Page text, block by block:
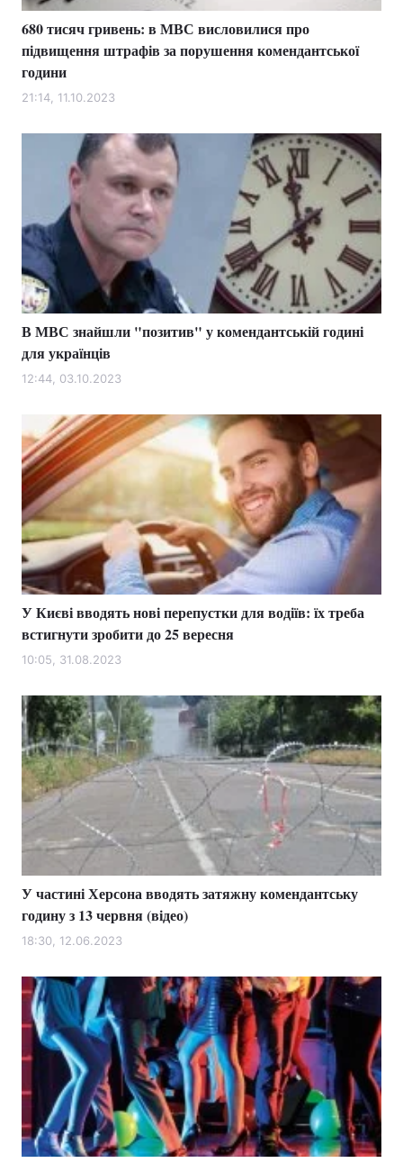
680 тисяч гривень: в МВС висловилися про
підвищення штрафів за порушення комендантської
години
21:14, 11.10.2023
В МВС знайшли "позитив" у комендантській годині
для українців
12:44, 03.10.2023
У Києві вводять нові перепустки для водіїв: їх треба
встигнути зробити до 25 вересня
10:05, 31.08.2023
У частині Херсона вводять затяжну комендантську
годину з 13 червня (відео)
18:30, 12.06.2023